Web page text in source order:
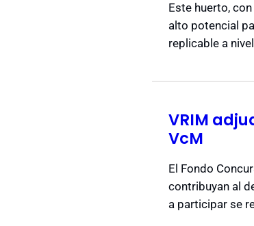
Este huerto,
alto potencial
replicable a
VRIM
VcM
El Fondo
contribuyan al
a participar se